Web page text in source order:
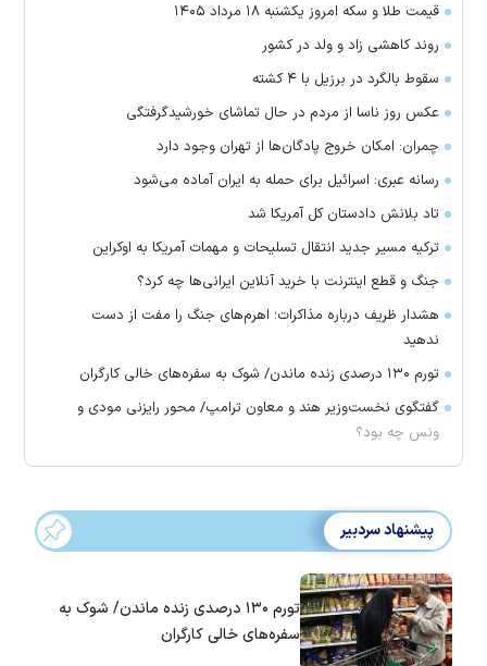
قیمت طلا و سکه امروز یکشنبه ۱۸ مرداد ۱۴۰۵
روند کاهشی زاد و ولد در کشور
سقوط بالگرد در برزیل با ۴ کشته
عکس روز ناسا از مردم در حال تماشای خورشیدگرفتگی
چمران: امکان خروج پادگان‌ها از تهران وجود دارد
رسانه عبری: اسرائیل برای حمله به ایران آماده می‌شود
تاد بلانش دادستان کل آمریکا شد
ترکیه مسیر جدید انتقال تسلیحات و مهمات آمریکا به اوکراین
جنگ و قطع اینترنت با خرید آنلاین ایرانی‌ها چه کرد؟
هشدار ظریف درباره مذاکرات؛ اهرم‌های جنگ را مفت از دست
ندهید
تورم ۱۳۰ درصدی زنده ماندن/ شوک به سفره‌های خالی کارگران
گفتگوی نخست‌وزیر هند و معاون ترامپ/ محور رایزنی مودی و
ونس چه بود؟
پیشنهاد سردبیر
تورم ۱۳۰ درصدی زنده ماندن/ شوک به
سفره‌های خالی کارگران